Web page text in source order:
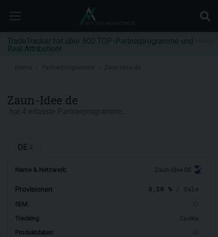
TradeTracker hat über 500 TOP-Partnerprogramme und
Real Attribution!
Home Partnerprogramme
Zaun-Idee.de
DE
Name & Netzwerk: Zaun-Idee DE
Provisionen: 3,20 % / Sale
SEM:
Tracking:
Cookie
Produktdaten: